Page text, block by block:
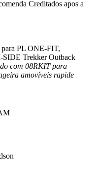
Creditados apos a
para PL ONE-FIT,
Trekker Outback
com 08RKIT para
amovíveis rapide